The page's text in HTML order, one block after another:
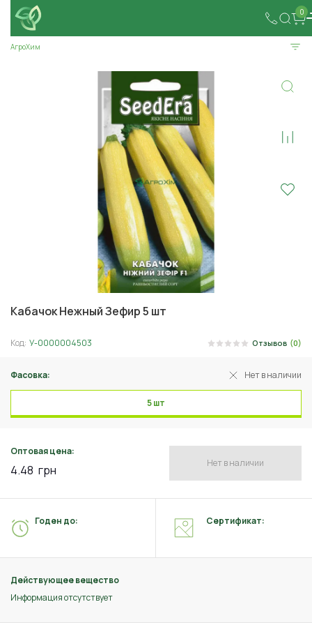
0
АгроХим
Кабачок Нежный Зефир 5 шт
Код: У-0000004503 Отзывов (0)
Фасовка: Нет в наличии
5 шт
Оптовая цена:
4.48 грн Нет в наличии
Действующее вещество
Информация отсутствует
Годен до: Сертификат: